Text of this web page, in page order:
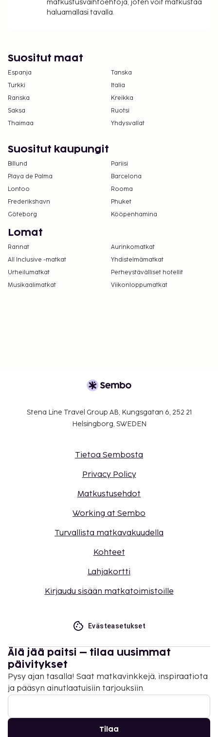
matkustusvaihtoehtoja, joten voit matkustaa
haluamallasi tavalla.
Suositut maat
Espanja
Tanska
Turkki
Italia
Ranska
Kreikka
Saksa
Ruotsi
Thaimaa
Yhdysvallat
Suositut kaupungit
Billund
Pariisi
Playa de Palma
Barcelona
Lontoo
Rooma
Frederikshavn
Phuket
Göteborg
Kööpenhamina
Lomat
Rannat
Aurinkomatkat
All Inclusive -matkat
Yhdistelmämatkat
Urheilumatkat
Perheystävälliset hotellit
Musikaalimatkat
Viikonloppumatkat
Stena Line Travel Group AB, Kungsgatan 6, 252 21
Helsingborg, SWEDEN
Tietoa Sembosta
Privacy Policy
Matkustusehdot
Working at Sembo
Turvallista matkavakuudella
Kohteet
Lahjakortti
Kirjaudu sisään matkatoimistoille
Evästeasetukset
Älä jää paitsi – tilaa uusimmat
päivitykset
Pysy ajan tasalla! Saat matkavinkkejä, inspiraatiota
ja pääsyn ainutlaatuisiin tarjouksiin.
Tilaa